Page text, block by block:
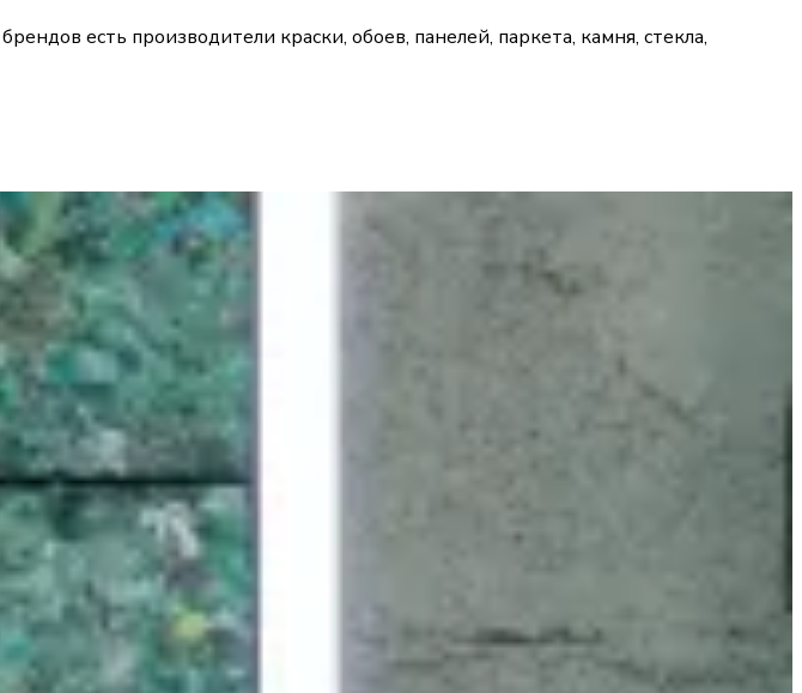
есть производители краски, обоев, панелей, паркета, камня, стекла,